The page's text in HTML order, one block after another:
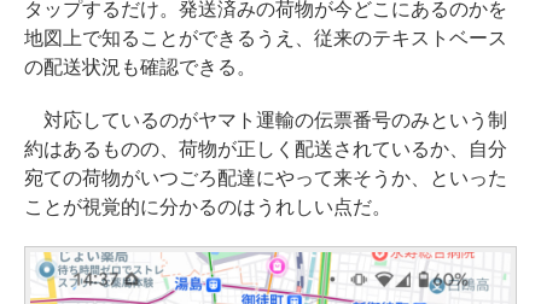
タップするだけ。発送済みの荷物が今どこにあるのかを
地図上で知ることができるうえ、従来のテキストベース
の配送状況も確認できる。
対応しているのがヤマト運輸の伝票番号のみという制
約はあるものの、荷物が正しく配送されているか、自分
宛ての荷物がいつごろ配達にやって来そうか、といった
ことが視覚的に分かるのはうれしい点だ。